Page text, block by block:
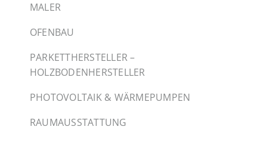
MALER
OFENBAU
PARKETTHERSTELLER –
HOLZBODENHERSTELLER
PHOTOVOLTAIK & WÄRMEPUMPEN
RAUMAUSSTATTUNG